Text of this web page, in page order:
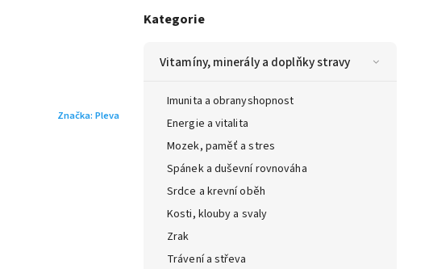
Kategorie
Vitamíny, minerály a doplňky stravy
Imunita a obranyshopnost
Energie a vitalita
Mozek, paměť a stres
Spánek a duševní rovnováha
Srdce a krevní oběh
Kosti, klouby a svaly
Zrak
Trávení a střeva
Značka: Pleva